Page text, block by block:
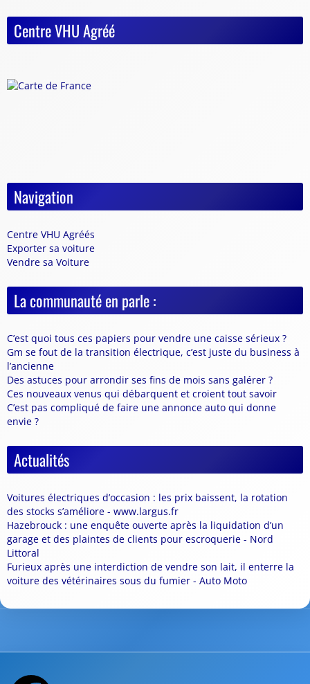
Centre VHU Agréé
Navigation
Centre VHU Agréés
Exporter sa voiture
Vendre sa Voiture
La communauté en parle :
C’est quoi tous ces papiers pour vendre une caisse sérieux ?
Gm se fout de la transition électrique, c’est juste du business à
l’ancienne
Des astuces pour arrondir ses fins de mois sans galérer ?
Ces nouveaux venus qui débarquent et croient tout savoir
C’est pas compliqué de faire une annonce auto qui donne
envie ?
Actualités
Voitures électriques d’occasion : les prix baissent, la rotation
des stocks s’améliore - www.largus.fr
Hazebrouck : une enquête ouverte après la liquidation d’un
garage et des plaintes de clients pour escroquerie - Nord
Littoral
Furieux après une interdiction de vendre son lait, il enterre la
voiture des vétérinaires sous du fumier - Auto Moto